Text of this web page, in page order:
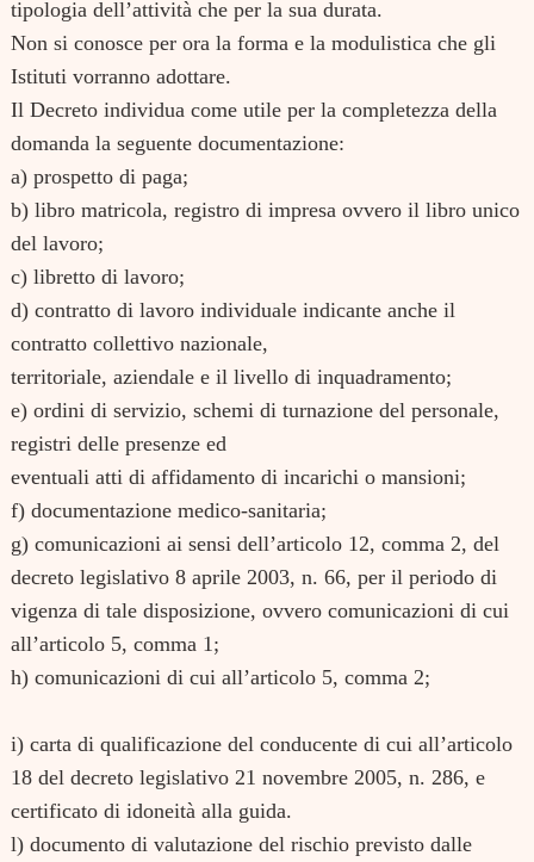
tipologia dell’attività che per la sua durata.
Non si conosce per ora la forma e la modulistica che gli
Istituti vorranno adottare.
Il Decreto individua come utile per la completezza della
domanda la seguente documentazione:
a) prospetto di paga;
b) libro matricola, registro di impresa ovvero il libro unico
del lavoro;
c) libretto di lavoro;
d) contratto di lavoro individuale indicante anche il
contratto collettivo nazionale,
territoriale, aziendale e il livello di inquadramento;
e) ordini di servizio, schemi di turnazione del personale,
registri delle presenze ed
eventuali atti di affidamento di incarichi o mansioni;
f) documentazione medico-sanitaria;
g) comunicazioni ai sensi dell’articolo 12, comma 2, del
decreto legislativo 8 aprile 2003, n. 66, per il periodo di
vigenza di tale disposizione, ovvero comunicazioni di cui
all’articolo 5, comma 1;
h) comunicazioni di cui all’articolo 5, comma 2;
i) carta di qualificazione del conducente di cui all’articolo
18 del decreto legislativo 21 novembre 2005, n. 286, e
certificato di idoneità alla guida.
l) documento di valutazione del rischio previsto dalle